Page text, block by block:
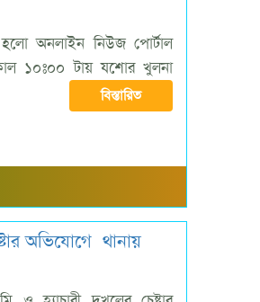
অনলাইন নিউজ পোর্টাল
১০ঃ০০ টায় যশোর খুলনা
বিস্তারিত
অভিযোগে থানায়